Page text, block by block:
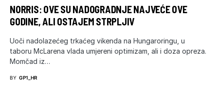
NORRIS: OVE SU NADOGRADNJE NAJVEĆE OVE
GODINE, ALI OSTAJEM STRPLJIV
Uoči nadolazećeg trkaćeg vikenda na Hungaroringu, u
taboru McLarena vlada umjereni optimizam, ali i doza opreza.
Momčad iz…
BY GP1_HR